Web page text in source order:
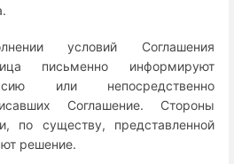
условий Соглашения
письменно информируют
или непосредственно
Соглашение. Стороны
по существу, представленной
решение.